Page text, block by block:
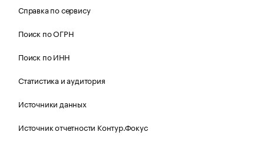
Справка по сервису
Поиск по ОГРН
Поиск по ИНН
Статистика и аудитория
Источники данных
Источник отчетности Контур.Фокус